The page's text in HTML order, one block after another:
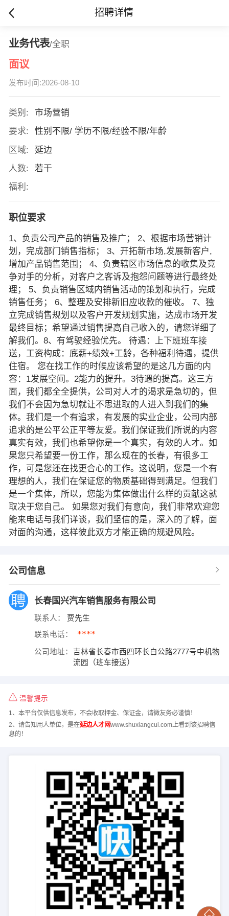
招聘详情
业务代表/全职
面议
发布时间:2026-08-10
类别:
市场营销
要求:
性别不限/ 学历不限/经验不限/年龄
区域:
延边
人数:
若干
福利:
职位要求
1、负责公司产品的销售及推广； 2、根据市场营销计
划，完成部门销售指标； 3、开拓新市场,发展新客户,
增加产品销售范围； 4、负责辖区市场信息的收集及竞
争对手的分析，对客户之客诉及抱怨问题等进行最终处
理； 5、负责销售区域内销售活动的策划和执行，完成
销售任务； 6、整理及安排新旧应收款的催收。 7、独
立完成销售规划以及客户开发规划实施，达成市场开发
最终目标；希望通过销售提高自己收入的，请您详细了
解我们。8、有驾驶经验优先。 待遇：上下班班车接
送，工资构成：底薪+绩效+工龄，各种福利待遇，提供
住宿。 您在找工作的时候应该希望的是这几方面的内
容：1发展空间。2能力的提升。3待遇的提高。这三方
面，我们都全全提供，公司对人才的渴求是急切的，但
我们不会因为急切就让不思进取的人进入到我们的集
体。我们是一个有追求，有发展的实业企业，公司内部
追求的是公平公正平等友爱。我们保证我们所说的内容
真实有效，我们也希望你是一个真实，有效的人才。如
果您只希望要一份工作，那么现在的长春，有很多工
作，可是您还在找更合心的工作。这说明，您是一个有
理想的人，我们在保证您的物质基础得到满足。但我们
是一个集体，所以，您能为集体做出什么样的贡献这就
取决于您自己。 如果您对我们有意向，我们非常欢迎您
能来电话与我们详谈，我们坚信的是，深入的了解，面
对面的沟通，这样彼此双方才能正确的规避风险。
公司信息
长春国兴汽车销售服务有限公司
联系人： 贾先生
联系电话： ****
公司地址：
吉林省长春市西四环长白公路2777号中机物
流园（班车接送）
温馨提示
1、本平台仅供信息发布，不会收取押金、保证金，请微友务必谨慎！
2、请告知用人单位，是在延边人才网www.shuxiangcui.com上看到该招聘信
息的！